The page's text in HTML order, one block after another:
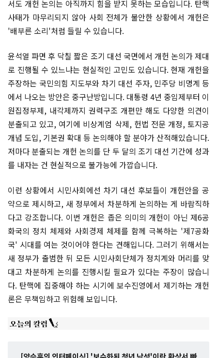
서도 개헌 논의는 아직까지 힘을 받지 못하는 모습입니다. 탄핵
사태가 마무리되지 않아 사회 전체가 불안한 상황에서 개헌은
'배부른 소리'처럼 들릴 수 있습니다.
윤석열 파면 후 닥칠 짧은 조기 대선 국면에서 개헌 논의가 제대
로 진행될 수 있느냐는 현실적인 고민도 있습니다. 현재 개헌을
주장하는 국민의힘 지도부와 차기 대선 주자, 민주당 비명계 등
에서 나오는 방안은 중구난방입니다. 대통령 4년 중임제부터 이
원집정부제, 내각제까지 권력구조 개편만 해도 다양한 의견이
분출되고 있고, 여기에 비상계엄 삭제, 헌법 전문 개정, 토지공
개념 도입, 기본권 확대 등 논의해야 할 분야가 산적해있습니다.
저마다 분출되는 개헌 논의를 단 두 달의 조기 대선 기간에 성과
를 내자는 건 현실적으로 불가능에 가깝습니다.
이런 상황에서 시민사회에선 차기 대선 후보들이 개헌안을 공
약으로 제시하고, 새 정부에서 차분하게 논의하는 게 바람직하
다고 강조합니다. 이번 개헌은 좁은 의미의 개헌이 아닌 제6공
화국의 정치 체제와 사회경제 체제를 함께 극복하는 '제7공화
국' 시대를 여는 것이어야 한다는 견해입니다. 그러기 위해서는
새 정부가 출범한 뒤 모든 시민사회단체가 정치계와 머리를 맞
대고 차분하게 논의를 진행시킬 필요가 있다는 주장이 많습니
다. 탄핵에 집중해야 하는 시기에 보수진영에서 제기하는 개헌
론은 무책임하고 위험해 보입니다.